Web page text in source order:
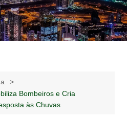
Notícias –
Publicidades –
Bombeiros e Cria
às Chuvas